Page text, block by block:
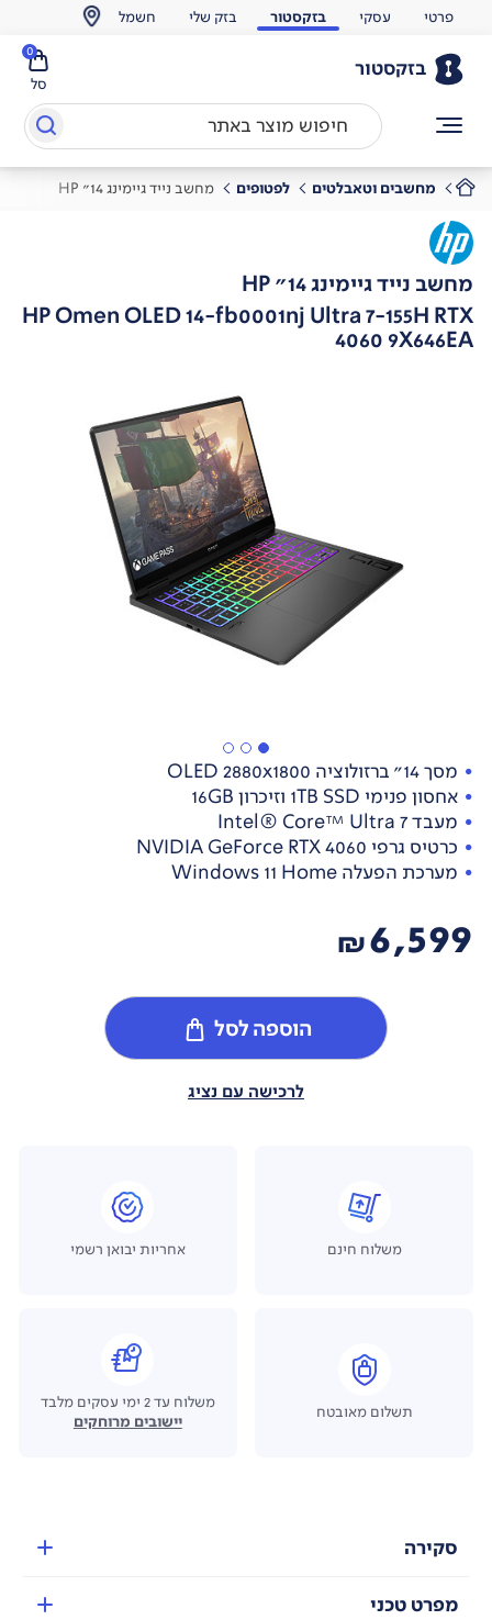
פרטי עסקי בזקסטור בזק שלי חשמל
בזקסטור
סל
0
מחשבים וטאבלטים לפטופים מחשב נייד גיימינג 14" HP
מחשב נייד גיימינג 14" HP
HP Omen OLED 14-fb0001nj Ultra 7-155H RTX
4060 9X646EA
מסך 14" ברזולוציה OLED 2880x1800
אחסון פנימי 1TB SSD וזיכרון 16GB
מעבד Intel® Core™ Ultra 7
כרטיס גרפי NVIDIA GeForce RTX 4060
מערכת הפעלה Windows 11 Home
6,599
₪
הוספה לסל
לרכישה עם נציג
משלוח חינם אחריות יבואן רשמי
תשלום מאובטח
משלוח עד 2 ימי עסקים מלבד
יישובים מרוחקים
סקירה
מפרט טכני